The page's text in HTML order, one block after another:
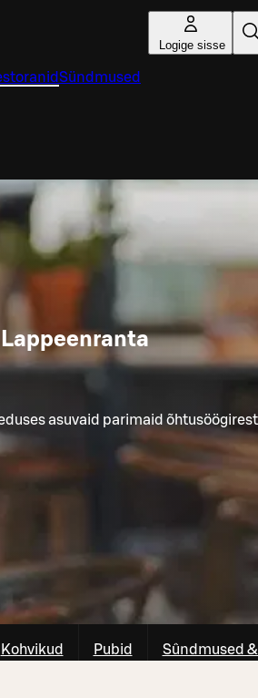
Logige sisse
Sündmused
asuvaid parimaid
Kohvikud Pubid Sûndmused